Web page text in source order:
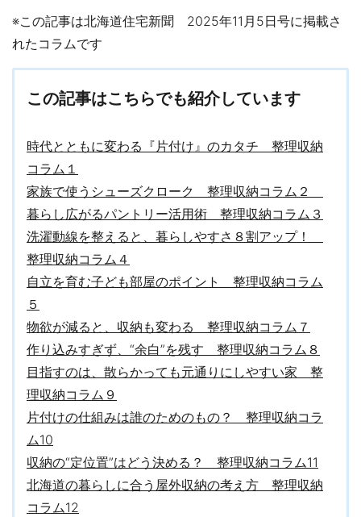
※この記事は北海道住宅新聞 2025年11月5日号に掲載さ
れたコラムです
この記事はこちらでも紹介しています
時代とともに変わる『片付け』のカタチ 整理収納
コラム１
家族で使うシューズクローク 整理収納コラム２
暮らし広がるパントリー活用術 整理収納コラム３
洗濯動線を整えると、暮らしやすさ８割アップ！
整理収納コラム４
自立を育む子ども部屋のポイント 整理収納コラム
５
物欲が減ると、収納も変わる 整理収納コラム７
作り込みすぎず、“余白”を残す 整理収納コラム８
目指すのは、散らかっても元通りにしやすい家 整
理収納コラム９
片付けの仕組みは誰のためのもの？ 整理収納コラ
ム10
収納の“定位置”はどう決める？ 整理収納コラム11
北海道の暮らしに合う屋外収納の考え方 整理収納
コラム12